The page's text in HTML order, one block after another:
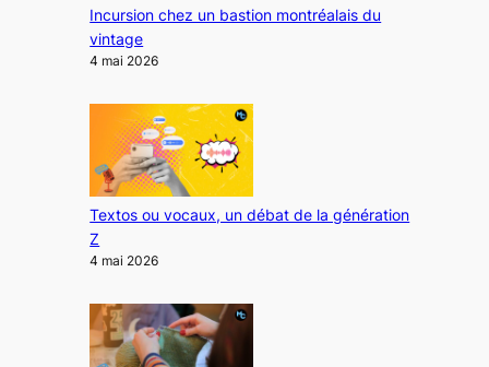
Incursion chez un bastion montréalais du
vintage
4 mai 2026
Textos ou vocaux, un débat de la génération
Z
4 mai 2026